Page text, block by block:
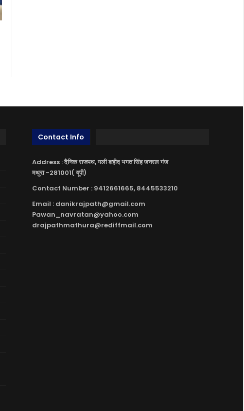
Contact Info
Address : दैनिक राजपथ, गली शहीद भगत सिंह जनरल गंज
मथुरा -281001( यूपी)
Contact Number : 9412661665, 8445533210
Email : danikrajpath@gmail.com
Pawan_navratan@yahoo.com
drajpathmathura@rediffmail.com